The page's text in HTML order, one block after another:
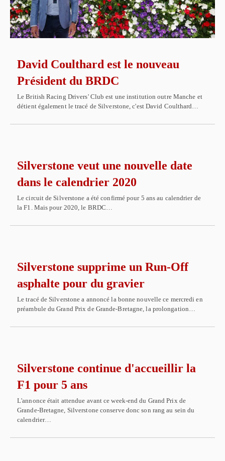
David Coulthard est le nouveau
Président du BRDC
Le British Racing Drivers' Club est une institution outre Manche et
détient également le tracé de Silverstone, c'est David Coulthard…
Silverstone veut une nouvelle date
dans le calendrier 2020
Le circuit de Silverstone a été confirmé pour 5 ans au calendrier de
la F1. Mais pour 2020, le BRDC…
Silverstone supprime un Run-Off
asphalte pour du gravier
Le tracé de Silverstone a annoncé la bonne nouvelle ce mercredi en
préambule du Grand Prix de Grande-Bretagne, la prolongation…
Silverstone continue d'accueillir la
F1 pour 5 ans
L'annonce était attendue avant ce week-end du Grand Prix de
Grande-Bretagne, Silverstone conserve donc son rang au sein du
calendrier…